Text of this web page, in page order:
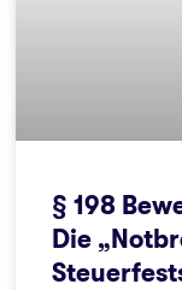
§ 198
Die